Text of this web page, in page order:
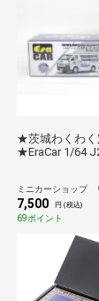
★茨城わくわく
★EraCar 1/64
トキャラクタ
消防士PVCフィ
ミニカーショップ
7,500 円 (税込)
69ポイント